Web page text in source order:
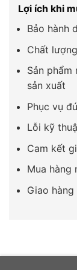
Lợi ích khi
Bảo hành
Chất
Sản phẩm
sản xuất
Phục vụ
Lỗi kỹ
Cam kết
Mua hàng
Giao